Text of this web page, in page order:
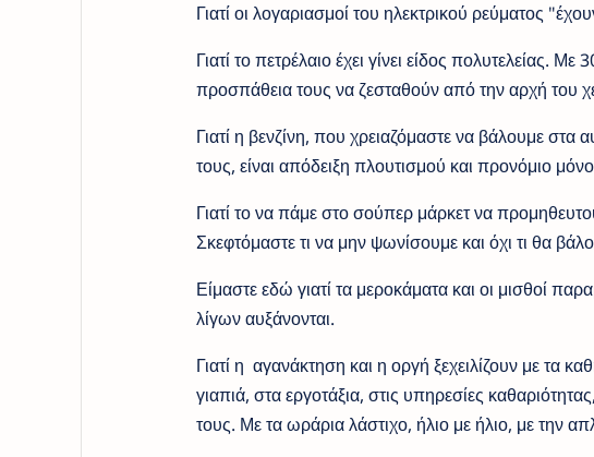
Γιατί οι λογαριασμοί του ηλεκτρικού ρεύματος
Γιατί το πετρέλαιο έχει γίνει είδος
προσπάθεια τους να ζεσταθούν από την αρχή του
Γιατί η βενζίνη, που χρειαζόμαστε να βάλουμε
τους, είναι απόδειξη πλουτισμού και προνόμιο
Γιατί το να πάμε στο σούπερ μάρκετ να
Σκεφτόμαστε τι να μην ψωνίσουμε και όχι τι θα
Είμαστε εδώ γιατί τα μεροκάματα και οι μισθοί
λίγων αυξάνονται.
Γιατί η αγανάκτηση και η οργή ξεχειλίζουν με τα
γιαπιά, στα εργοτάξια, στις υπηρεσίες
τους. Με τα ωράρια λάστιχο, ήλιο με ήλιο, με την